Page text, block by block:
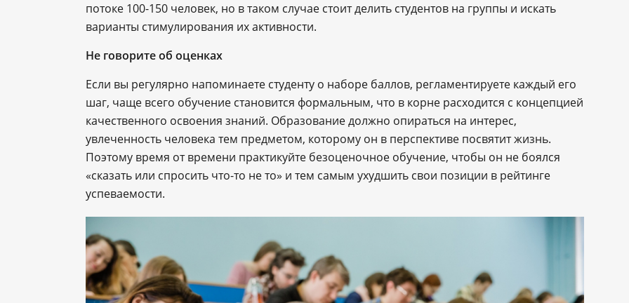
потоке 100-150 человек, но в таком случае стоит делить студентов на группы и искать
варианты стимулирования их активности.
Не говорите об оценках
Если вы регулярно напоминаете студенту о наборе баллов, регламентируете каждый его
шаг, чаще всего обучение становится формальным, что в корне расходится с концепцией
качественного освоения знаний. Образование должно опираться на интерес,
увлеченность человека тем предметом, которому он в перспективе посвятит жизнь.
Поэтому время от времени практикуйте безоценочное обучение, чтобы он не боялся
«сказать или спросить что-то не то» и тем самым ухудшить свои позиции в рейтинге
успеваемости.